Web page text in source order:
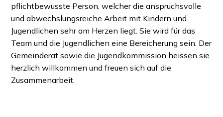
pflichtbewusste Person, welcher die anspruchsvolle
und abwechslungsreiche Arbeit mit Kindern und
Jugendlichen sehr am Herzen liegt. Sie wird für das
Team und die Jugendlichen eine Bereicherung sein. Der
Gemeinderat sowie die Jugendkommission heissen sie
herzlich willkommen und freuen sich auf die
Zusammenarbeit.